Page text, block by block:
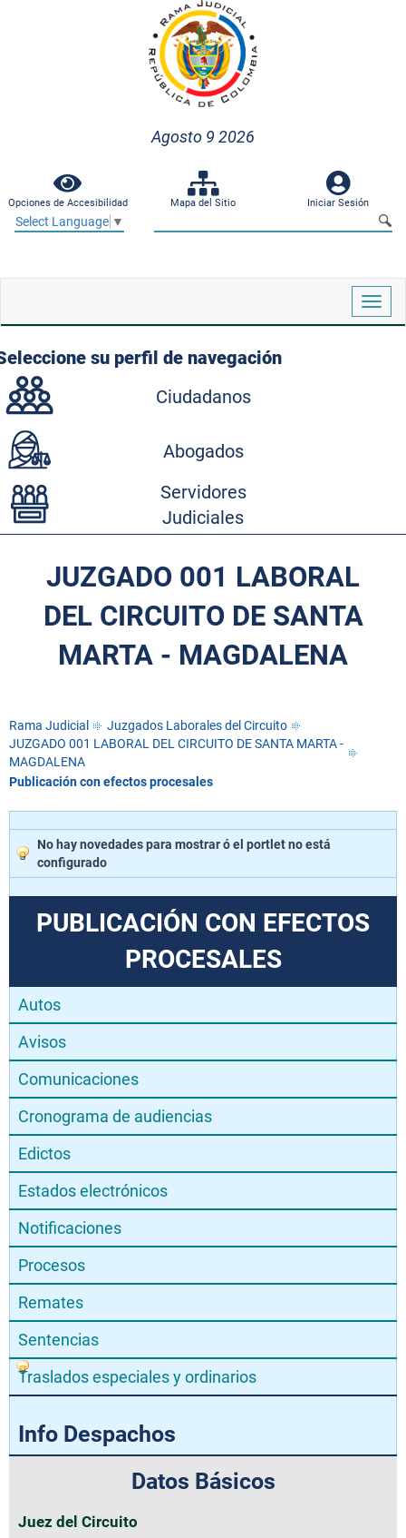
Agosto 9 2026
Opciones de Accesibilidad Mapa del Sitio Iniciar Sesión
Select Language ▼
su perfil de navegación
Ciudadanos
Abogados
Servidores
Judiciales
JUZGADO 001 LABORAL
DEL CIRCUITO DE SANTA
MARTA - MAGDALENA
Rama Judicial
Juzgados Laborales del Circuito
JUZGADO 001 LABORAL DEL CIRCUITO DE SANTA MARTA -
MAGDALENA
Publicación con efectos procesales
No hay novedades para mostrar ó el portlet no está
configurado
PUBLICACIÓN CON EFECTOS
PROCESALES
Autos
Avisos
Comunicaciones
Cronograma de audiencias
Edictos
Estados electrónicos
Notificaciones
Procesos
Remates
Sentencias
Traslados especiales y ordinarios
Info Despachos
Datos Básicos
Juez del Circuito